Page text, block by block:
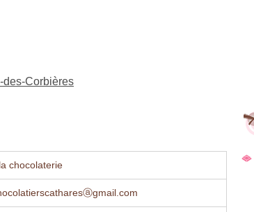
des-Corbières
chocolaterie